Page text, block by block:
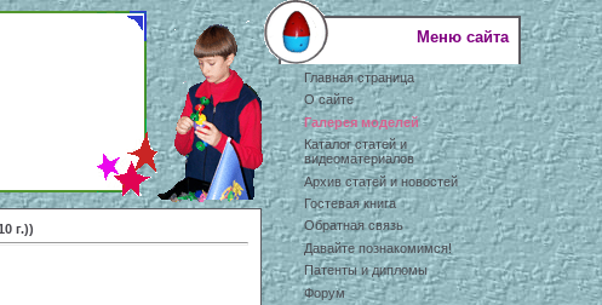
г.))
Меню сайта
Главная страница
О сайте
Галерея моделей
Каталог статей и
видеоматериалов
Архив статей и новостей
Гостевая книга
Обратная связь
Давайте познакомимся!
Патенты и дипломы
Форум